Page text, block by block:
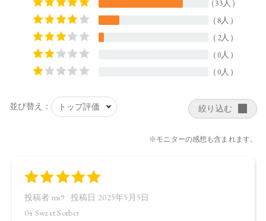
【全成分】
・03 Eternal Petal
タルク、ラウリン酸イソアミル、トリエチルヘキサノイン、
リンゴ酸ジイソステアリル、イソステアリン酸水添ヒマシ
油、ラウリン酸亜鉛、ホウケイ酸（Ca／チタン）、酢酸セル
ロース、ポリグリセリル－3ポリジメチルシロキシエチルジメ
リカ、酸化スズ、トコフェロール、アルガニアスピノサ核
油、オプンチアフィクスインジカ種子油、カニナバラ果実
オロフロゴパイト、酸化チタン、酸化鉄、グンジョウ、赤226
タルク、トリエチルヘキサノイン、ラウリン酸イソアミル、
リンゴ酸ジイソステアリル、イソステアリン酸水添ヒマシ
油、ラウリン酸亜鉛、ホウケイ酸（Ca／Al）、酢酸セルロー
ス、ホウケイ酸（Ca／チタン） 、ポリグリセリル－3ポリジメ